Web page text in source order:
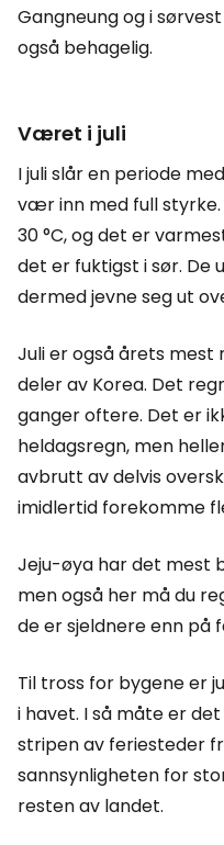
Gangneung og i
også behagelig.
Været i juli
I juli slår en periode
vær inn med full
30 °C, og det er
det er fuktigst i sør. De
dermed jevne seg ut
Juli er også årets mest
deler av Korea. Det
ganger oftere. Det er
heldagsregn, men
avbrutt av delvis
imidlertid forekomme
Jeju-øya har det mest
men også her må du
de er sjeldnere enn på
Til tross for bygene er
i havet. I så måte er
stripen av feriesteder
sannsynligheten for
resten av landet.